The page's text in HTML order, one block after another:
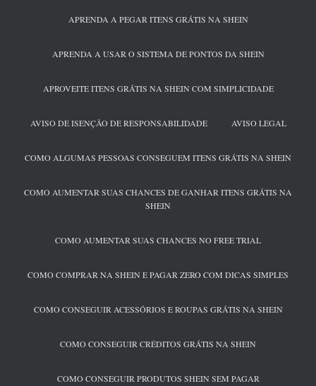
APRENDA A PEGAR ITENS GRÁTIS NA SHEIN
APRENDA A USAR O SISTEMA DE PONTOS DA SHEIN
APROVEITE ITENS GRÁTIS NA SHEIN COM SIMPLICIDADE
AVISO DE ISENÇÃO DE RESPONSABILIDADE AVISO LEGAL
COMO ALGUMAS PESSOAS CONSEGUEM ITENS GRÁTIS NA SHEIN
COMO AUMENTAR SUAS CHANCES DE GANHAR ITENS GRÁTIS NA
SHEIN
COMO AUMENTAR SUAS CHANCES NO FREE TRIAL
COMO COMPRAR NA SHEIN E PAGAR ZERO COM DICAS SIMPLES
COMO CONSEGUIR ACESSÓRIOS E ROUPAS GRÁTIS NA SHEIN
COMO CONSEGUIR CRÉDITOS GRÁTIS NA SHEIN
COMO CONSEGUIR PRODUTOS SHEIN SEM PAGAR